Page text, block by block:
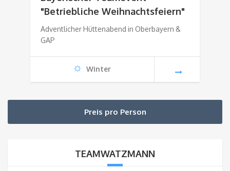
"Betriebliche Weihnachtsfeiern"
Adventlicher Hüttenabend in Oberbayern &
GAP
Winter
Preis pro Person
TEAMWATZMANN